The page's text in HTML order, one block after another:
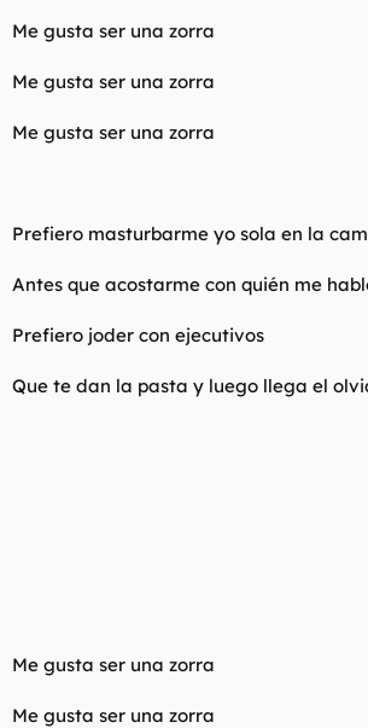
Me gusta ser una zorra
Me gusta ser una zorra
Me gusta ser una zorra
Prefiero masturbarme yo sola en la
Antes que acostarme con quién me
Prefiero joder con ejecutivos
Que te dan la pasta y luego llega el
Me gusta ser una zorra
Me gusta ser una zorra